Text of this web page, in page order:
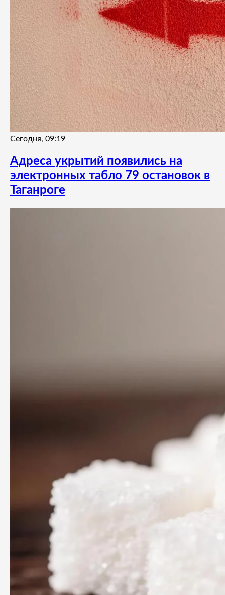
Сегодня, 09:19
Адреса укрытий появились на
электронных табло 79 остановок в
Таганроге